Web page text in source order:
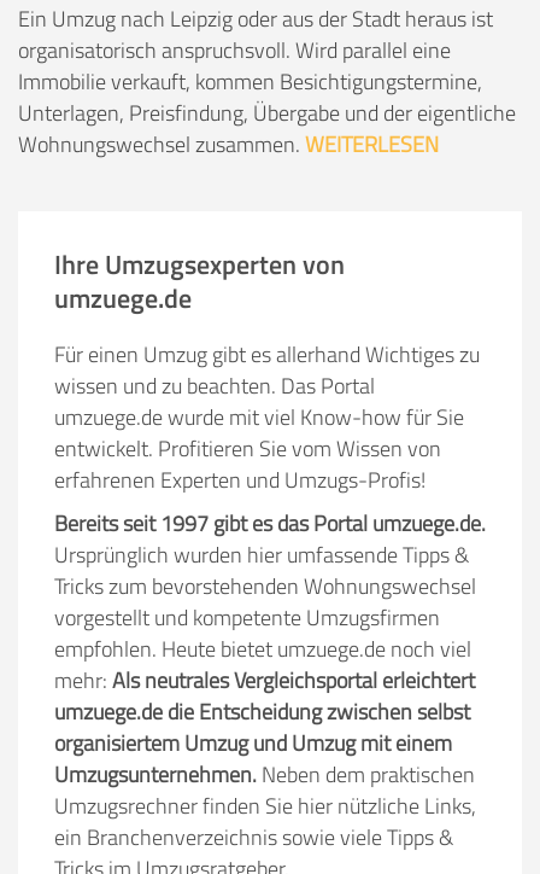
Ein Umzug nach Leipzig oder aus der Stadt heraus ist
organisatorisch anspruchsvoll. Wird parallel eine
Immobilie verkauft, kommen Besichtigungstermine,
Unterlagen, Preisfindung, Übergabe und der eigentliche
Wohnungswechsel zusammen.WEITERLESEN
Ihre Umzugsexperten von
umzuege.de
Für einen Umzug gibt es allerhand Wichtiges zu
wissen und zu beachten. Das Portal
umzuege.de wurde mit viel Know-how für Sie
entwickelt. Profitieren Sie vom Wissen von
erfahrenen Experten und Umzugs-Profis!
Bereits seit 1997 gibt es das Portal umzuege.de.
Ursprünglich wurden hier umfassende Tipps &
Tricks zum bevorstehenden Wohnungswechsel
vorgestellt und kompetente Umzugsfirmen
empfohlen. Heute bietet umzuege.de noch viel
mehr:Als neutrales Vergleichsportal erleichtert
umzuege.de die Entscheidung zwischen selbst
organisiertem Umzug und Umzug mit einem
Umzugsunternehmen.Neben dem praktischen
Umzugsrechner finden Sie hier nützliche Links,
ein Branchenverzeichnis sowie viele Tipps &